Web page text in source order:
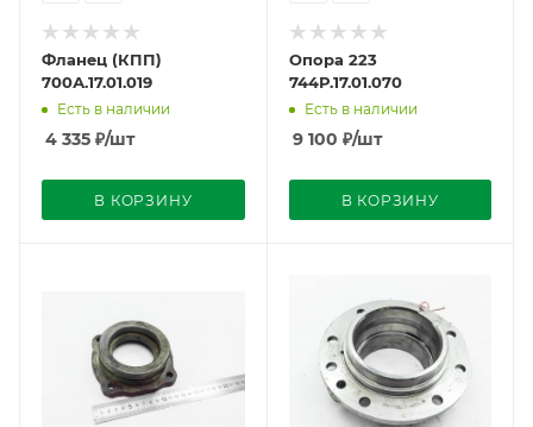
Фланец (КПП)
700А.17.01.019
Есть в наличии
4 335 ₽/шт
В КОРЗИНУ
Опора 223
744Р.17.01.070
Есть в наличии
9 100 ₽/шт
В КОРЗИНУ